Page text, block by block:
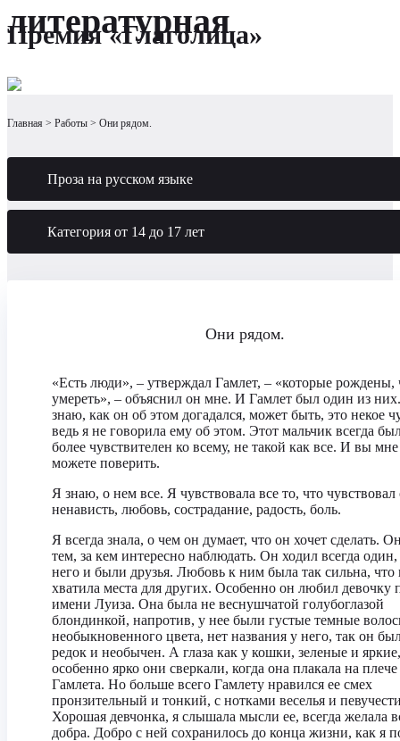
литературная
Премия «Глаголица»
Главная Работы Они рядом.
Проза на русском языке
Категория от 14 до 17 лет
Они рядом.
«Есть люди», – утверждал Гамлет, – «которые рождены,
умереть», – объяснил он мне. И Гамлет был один из
знаю, как он об этом догадался, может быть, это некое
ведь я не говорила ему об этом. Этот мальчик всегда
более чувствителен ко всему, не такой как все. И вы мне
можете поверить.
Я знаю, о нем все. Я чувствовала все то, что чувствовал
ненависть, любовь, сострадание, радость, боль.
Я всегда знала, о чем он думает, что он хочет сделать.
тем, за кем интересно наблюдать. Он ходил всегда один,
него и были друзья. Любовь к ним была так сильна, что
хватила места для других. Особенно он любил девочку
имени Луиза. Она была не веснушчатой голубоглазой
блондинкой, напротив, у нее были густые темные
необыкновенного цвета, нет названия у него, так он
редок и необычен. А глаза как у кошки, зеленые и яркие,
особенно ярко они сверкали, когда она плакала на плече
Гамлета. Но больше всего Гамлету нравился ее смех
пронзительный и тонкий, с нотками веселья и
Хорошая девчонка, я слышала мысли ее, всегда желала
добра. Добро с ней сохранилось до конца жизни, как я